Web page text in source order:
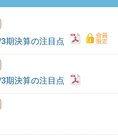
期決算の注目点
期決算の注目点